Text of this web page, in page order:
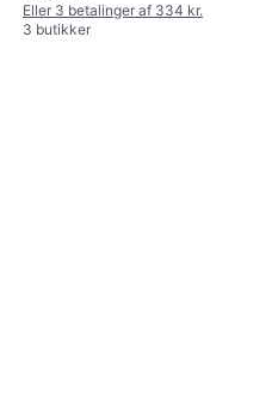
Eller 3 betalinger af 334 kr.
3 butikker